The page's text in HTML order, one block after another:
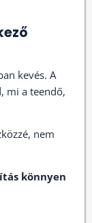
kevés. A
mi a teendő,
nem
könnyen